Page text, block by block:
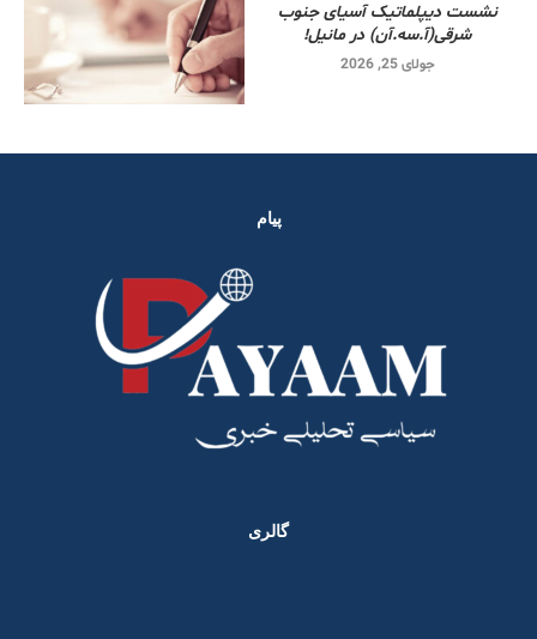
نشست دیپلماتیک آسیای جنوب
شرقی‌(آ.سه.آن) در مانیل!
جولای 25, 2026
پیام
گالری